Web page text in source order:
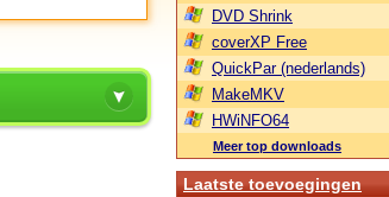
DVD Shrink
coverXP Free
QuickPar (nederlands)
MakeMKV
HWiNFO64
Meer top downloads
Laatste toevoegingen